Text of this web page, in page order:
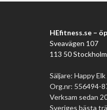
HEfitness.se –
Sveavägen 107
113 50 Stockholm
Säljare: Happy Elk
Org.nr: 556494-
Verksam sedan
Sveriges bästa